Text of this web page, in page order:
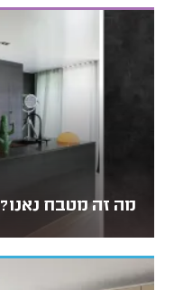
מה זה מטבח נאנו?